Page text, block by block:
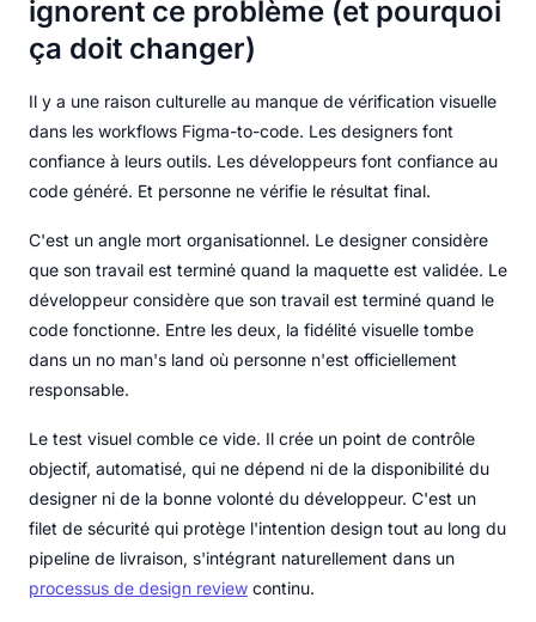
ignorent ce problème (et pourquoi
ça doit changer)
Il y a une raison culturelle au manque de vérification visuelle
dans les workflows Figma-to-code. Les designers font
confiance à leurs outils. Les développeurs font confiance au
code généré. Et personne ne vérifie le résultat final.
C'est un angle mort organisationnel. Le designer considère
que son travail est terminé quand la maquette est validée. Le
développeur considère que son travail est terminé quand le
code fonctionne. Entre les deux, la fidélité visuelle tombe
dans un no man's land où personne n'est officiellement
responsable.
Le test visuel comble ce vide. Il crée un point de contrôle
objectif, automatisé, qui ne dépend ni de la disponibilité du
designer ni de la bonne volonté du développeur. C'est un
filet de sécurité qui protège l'intention design tout au long du
pipeline de livraison, s'intégrant naturellement dans un
processus de design review continu.